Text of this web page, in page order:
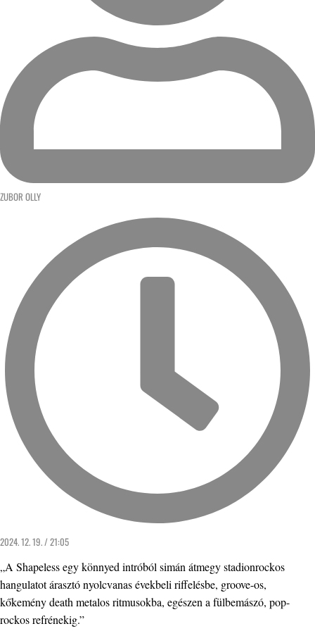
ZUBOR OLLY
2024. 12. 19. / 21:05
„A Shapeless egy könnyed intróból simán átmegy stadionrockos
hangulatot árasztó nyolcvanas évekbeli riffelésbe, groove-os,
kőkemény death metalos ritmusokba, egészen a fülbemászó, pop-
rockos refrénekig.”